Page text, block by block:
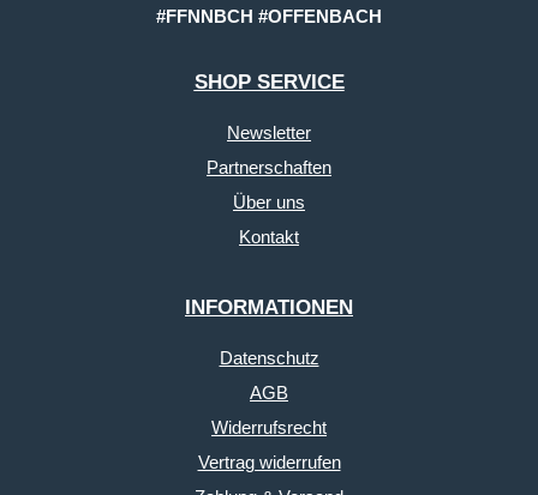
#FFNNBCH #OFFENBACH
SHOP SERVICE
Newsletter
Partnerschaften
Über uns
Kontakt
INFORMATIONEN
Datenschutz
AGB
Widerrufsrecht
Vertrag widerrufen